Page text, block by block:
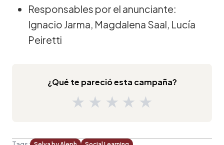
Responsables por el anunciante:
Ignacio Jarma, Magdalena Saal, Lucía
Peiretti
¿Qué te pareció esta campaña?
★ ★ ★ ★ ★